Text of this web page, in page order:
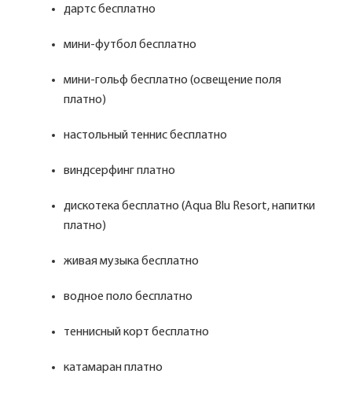
дартс бесплатно
мини-футбол бесплатно
мини-гольф бесплатно (освещение поля
платно)
настольный теннис бесплатно
виндсерфинг платно
дискотека бесплатно (Aqua Blu Resort, напитки
платно)
живая музыка бесплатно
водное поло бесплатно
теннисный корт бесплатно
катамаран платно